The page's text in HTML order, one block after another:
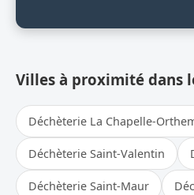
Villes à proximité dans
Déchèterie La Chapelle-
Déchèterie Saint-Valentin
Déchèterie Saint-Maur